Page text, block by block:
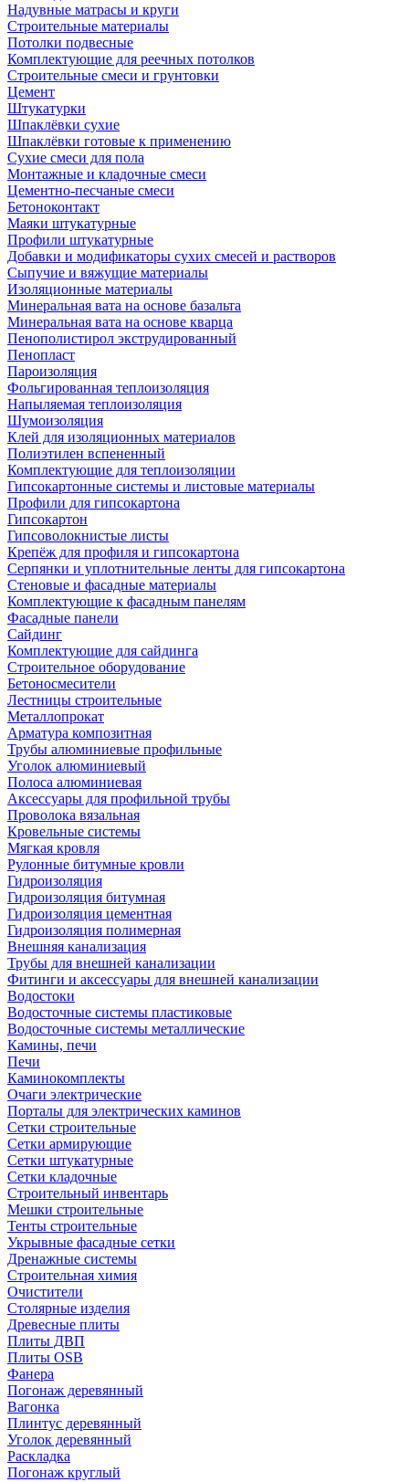
Надувные матрасы и круги
Строительные материалы
Потолки подвесные
Комплектующие для реечных потолков
Строительные смеси и грунтовки
Цемент
Штукатурки
Шпаклёвки сухие
Шпаклёвки готовые к применению
Сухие смеси для пола
Монтажные и кладочные смеси
Цементно-песчаные смеси
Бетоноконтакт
Маяки штукатурные
Профили штукатурные
Добавки и модификаторы сухих смесей и растворов
Сыпучие и вяжущие материалы
Изоляционные материалы
Минеральная вата на основе базальта
Минеральная вата на основе кварца
Пенополистирол экструдированный
Пенопласт
Пароизоляция
Фольгированная теплоизоляция
Напыляемая теплоизоляция
Шумоизоляция
Клей для изоляционных материалов
Полиэтилен вспененный
Комплектующие для теплоизоляции
Гипсокартонные системы и листовые материалы
Профили для гипсокартона
Гипсокартон
Гипсоволокнистые листы
Крепёж для профиля и гипсокартона
Серпянки и уплотнительные ленты для гипсокартона
Стеновые и фасадные материалы
Комплектующие к фасадным панелям
Фасадные панели
Сайдинг
Комплектующие для сайдинга
Строительное оборудование
Бетоносмесители
Лестницы строительные
Металлопрокат
Арматура композитная
Трубы алюминиевые профильные
Уголок алюминиевый
Полоса алюминиевая
Аксессуары для профильной трубы
Проволока вязальная
Кровельные системы
Мягкая кровля
Рулонные битумные кровли
Гидроизоляция
Гидроизоляция битумная
Гидроизоляция цементная
Гидроизоляция полимерная
Внешняя канализация
Трубы для внешней канализации
Фитинги и аксессуары для внешней канализации
Водостоки
Водосточные системы пластиковые
Водосточные системы металлические
Камины, печи
Печи
Каминокомплекты
Очаги электрические
Порталы для электрических каминов
Сетки строительные
Сетки армирующие
Сетки штукатурные
Сетки кладочные
Строительный инвентарь
Мешки строительные
Тенты строительные
Укрывные фасадные сетки
Дренажные системы
Строительная химия
Очистители
Столярные изделия
Древесные плиты
Плиты ДВП
Плиты OSB
Фанера
Погонаж деревянный
Вагонка
Плинтус деревянный
Уголок деревянный
Раскладка
Погонаж круглый